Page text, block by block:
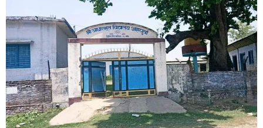
बिशेष
भिडियो
पत्रपत्रिका
खेलकुद
बिश्व